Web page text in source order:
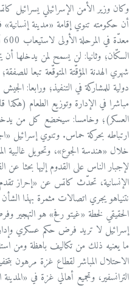
وكان وزير الأمن الإسرائيلي يسرائيل
أن حكومته تنوي إقامة «مدينة
السكّان؛ وثانيا: لن يسمح لمن يدخلها أن
شهري الهدنة المؤقّتة المتوقّعة تبعا
دولية للمشاركة في التنفيذ؛ ورابعا:
مباشرا في الإدارة وتوزيع الطعام
العسكر)؛ وخامسا: سيخضع كل من
ارتباطه بحركة حماس. وتنوي إسرائيل
خلال «هندسة الجوع»، وتحويل غالبية
لإجبار الناس على القدوم إليها بحثا عن
الإنسانية، تحدّث كاتس عن «إحراز
نتنياهو يجري اتصالات مثمرة بهذا
الحقيقي لخطة «غيتو رفح» هو التهجير
إسرائيل لا تريد فرض حكم عسكري
ما يعنيه ذلك من تكاليف باهظة ومن
الاحتلال المباشر لقطاع غزة مرهون
الترانسفير، وتجميع أهالي غزة في